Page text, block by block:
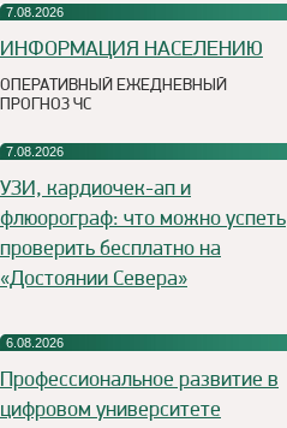
7.08.2026
ИНФОРМАЦИЯ НАСЕЛЕНИЮ
ОПЕРАТИВНЫЙ ЕЖЕДНЕВНЫЙ
ПРОГНОЗ ЧС
7.08.2026
УЗИ, кардиочек-ап и
флюорограф: что можно успеть
проверить бесплатно на
«Достоянии Севера»
6.08.2026
Профессиональное развитие в
цифровом университете